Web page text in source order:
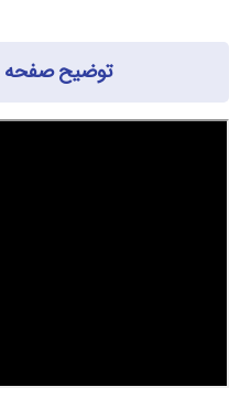
توضیح صفحه ۷۹ ریاضی چهارم